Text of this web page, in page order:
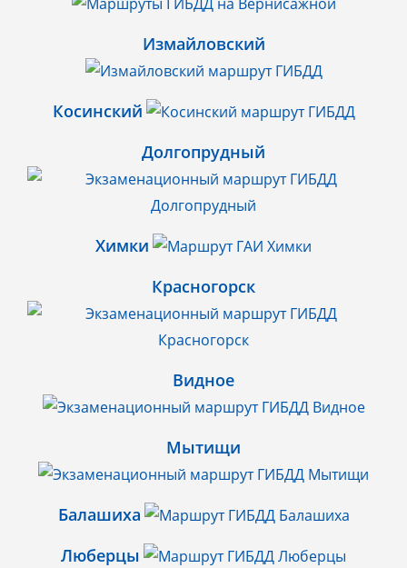
Измайловский
Косинский
Долгопрудный
Химки
Красногорск
Видное
Мытищи
Балашиха
Люберцы